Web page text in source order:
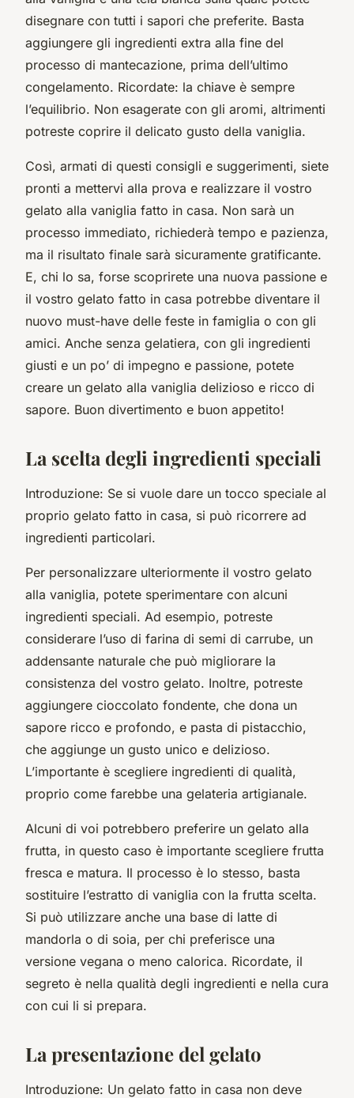
disegnare con tutti i sapori che preferite. Basta
aggiungere gli ingredienti extra alla fine del
processo di mantecazione, prima dell’ultimo
congelamento. Ricordate: la chiave è sempre
l’equilibrio. Non esagerate con gli aromi, altrimenti
potreste coprire il delicato gusto della vaniglia.
Così, armati di questi consigli e suggerimenti, siete
pronti a mettervi alla prova e realizzare il vostro
gelato alla vaniglia fatto in casa. Non sarà un
processo immediato, richiederà tempo e pazienza,
ma il risultato finale sarà sicuramente gratificante.
E, chi lo sa, forse scoprirete una nuova passione e
il vostro gelato fatto in casa potrebbe diventare il
nuovo must-have delle feste in famiglia o con gli
amici. Anche senza gelatiera, con gli ingredienti
giusti e un po’ di impegno e passione, potete
creare un gelato alla vaniglia delizioso e ricco di
sapore. Buon divertimento e buon appetito!
La scelta degli ingredienti speciali
Introduzione: Se si vuole dare un tocco speciale al
proprio gelato fatto in casa, si può ricorrere ad
ingredienti particolari.
Per personalizzare ulteriormente il vostro gelato
alla vaniglia, potete sperimentare con alcuni
ingredienti speciali. Ad esempio, potreste
considerare l’uso di farina di semi di carrube, un
addensante naturale che può migliorare la
consistenza del vostro gelato. Inoltre, potreste
aggiungere cioccolato fondente, che dona un
sapore ricco e profondo, e pasta di pistacchio,
che aggiunge un gusto unico e delizioso.
L’importante è scegliere ingredienti di qualità,
proprio come farebbe una gelateria artigianale.
Alcuni di voi potrebbero preferire un gelato alla
frutta, in questo caso è importante scegliere frutta
fresca e matura. Il processo è lo stesso, basta
sostituire l’estratto di vaniglia con la frutta scelta.
Si può utilizzare anche una base di latte di
mandorla o di soia, per chi preferisce una
versione vegana o meno calorica. Ricordate, il
segreto è nella qualità degli ingredienti e nella cura
con cui li si prepara.
La presentazione del gelato
Introduzione: Un gelato fatto in casa non deve